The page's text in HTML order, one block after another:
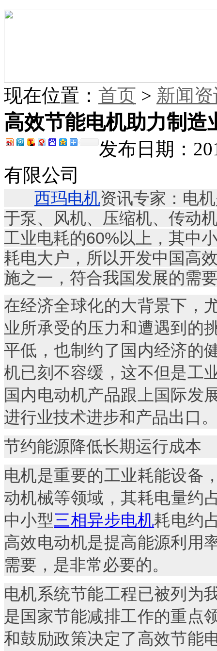
现在位置： 首页 > 新闻
高效节能电机助力制造
发布日期：
有限公司
西玛电机资讯专家：电
于泵、风机、压缩机、传动
工业电耗的60%以上，其中
耗电大户，所以开发中国高
施之一，符合我国发展的需
在经济全球化的大背景下，
业所承受的压力和遭遇到的
平低，也制约了国内经济的
机已刻不容缓，这不但是工
国内电动机产品跟上国际发
进行业技术进步和产品出口
节约能源降低长期运行成本
电机是重要的工业耗能设备
动机械等领域，其耗电量约
中小型三相异步电机耗电约
高效电动机是提高能源利用
需要，是非常必要的。
电机系统节能工程已被列为
是国家节能减排工作的重点
和鼓励政策决定了高效节能